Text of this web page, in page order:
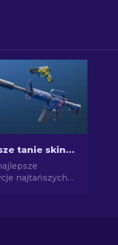
Najlepsze tanie skiny w CS2 [2026]
najtańszych